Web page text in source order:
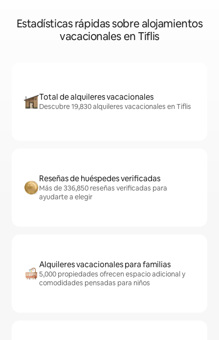
Estadísticas rápidas sobre alojamientos
vacacionales en Tiflis
Total de alquileres vacacionales
Descubre 19,830 alquileres vacacionales en Tiflis
Reseñas de huéspedes verificadas
Más de 336,850 reseñas verificadas para
ayudarte a elegir
Alquileres vacacionales para familias
5,000 propiedades ofrecen espacio adicional y
comodidades pensadas para niños